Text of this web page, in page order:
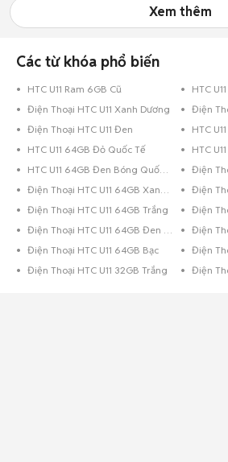
Xem thêm
Các từ khóa phổ biến
HTC U11 Ram 6GB Cũ
HTC
Điện Thoại HTC U11 Xanh Dương
Điện Thoại HTC U11 Đen
HTC U11 64GB Đỏ Quốc Tế
HTC
HTC U11 64GB Đen Bóng Quốc Tế
Điện Thoại HTC U11 64GB Xanh Dương
Điện
Điện Thoại HTC U11 64GB Trắng
Điện
Điện Thoại HTC U11 64GB Đen Bóng
Điện
Điện Thoại HTC U11 64GB Bạc
Điện Thoại HTC U11 32GB Trắng
Điện